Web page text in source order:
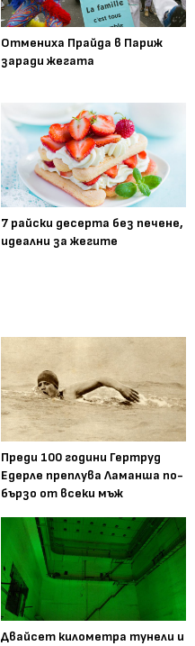
Отмениха Прайда в Париж
заради жегата
7 райски десерта без печене,
идеални за жегите
Преди 100 години Гертруд
Едерле преплува Ламанша по-
бързо от всеки мъж
Двайсет километра тунели и